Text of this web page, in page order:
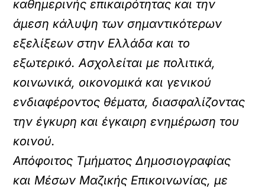
καθημερινής επικαιρότητας και την
άμεση κάλυψη των σημαντικότερων
εξελίξεων στην Ελλάδα και το
εξωτερικό. Ασχολείται με πολιτικά,
κοινωνικά, οικονομικά και γενικού
ενδιαφέροντος θέματα, διασφαλίζοντας
την έγκυρη και έγκαιρη ενημέρωση του
κοινού.
Απόφοιτος Τμήματος Δημοσιογραφίας
και Μέσων Μαζικής Επικοινωνίας, με